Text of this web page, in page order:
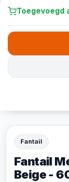
Fantail
Fantail
Beige -
Toegevoegd